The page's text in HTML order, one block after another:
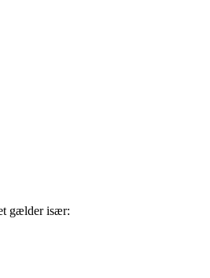
gælder især: